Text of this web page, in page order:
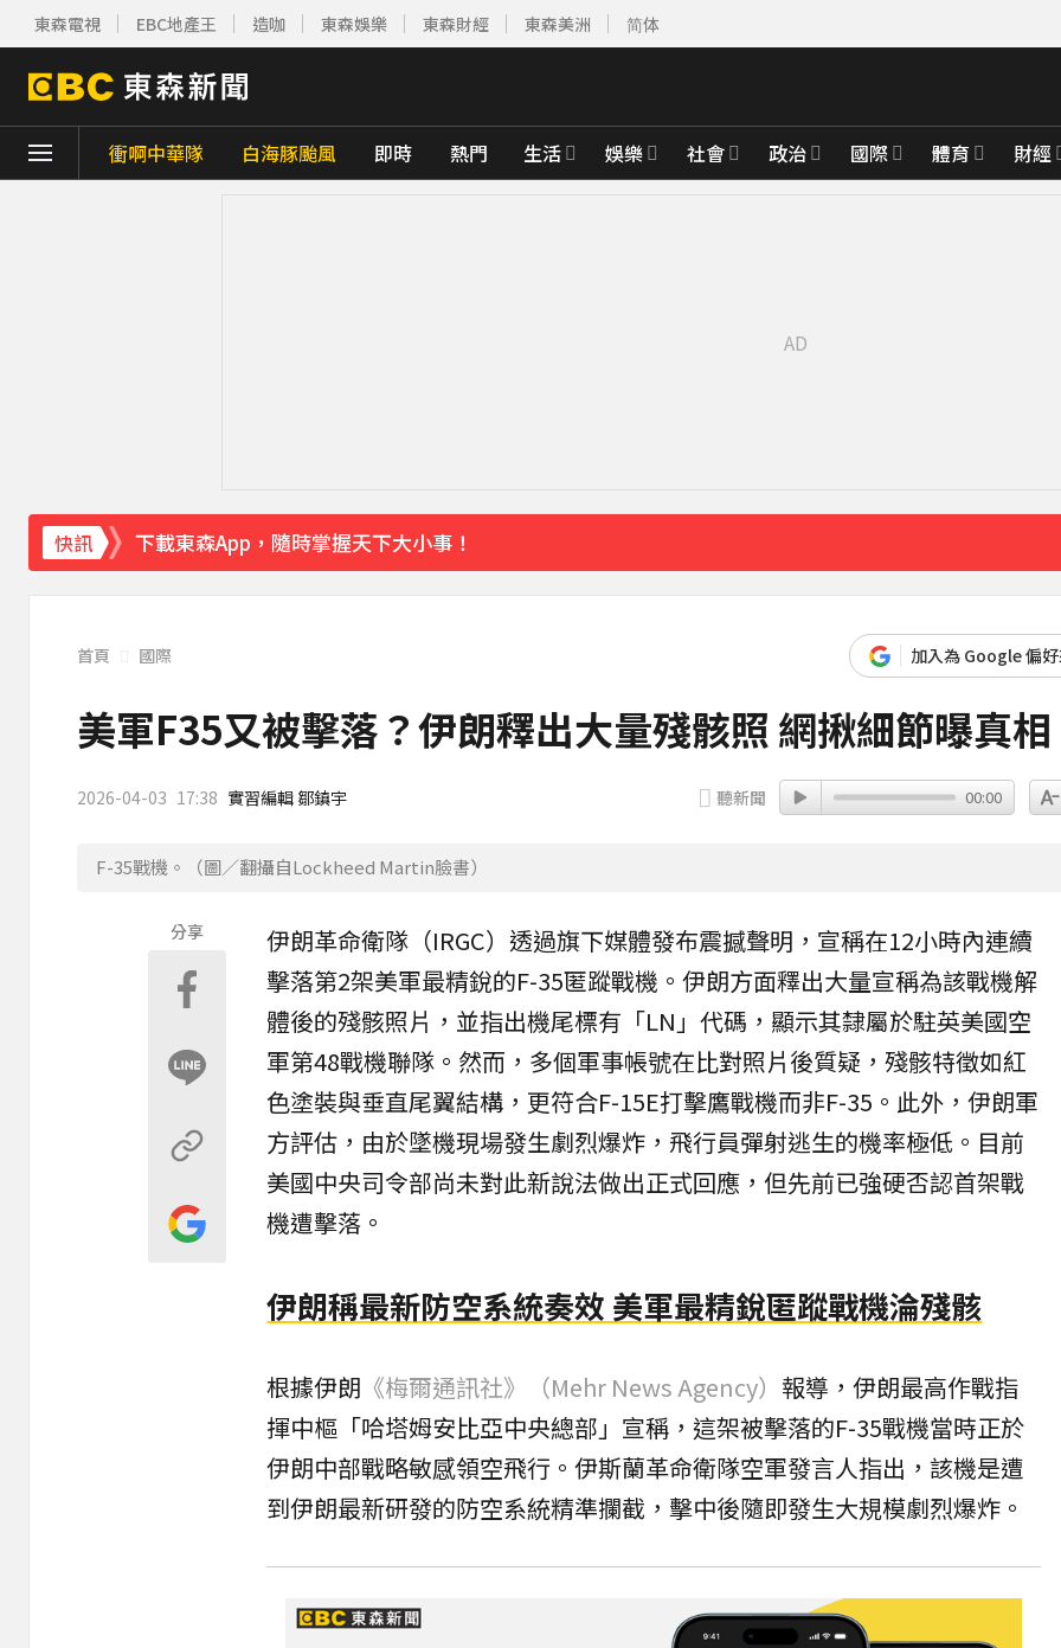
東森電視 EBC地產王 造咖 東森娛樂 東森財經 東森美洲 简体
衝啊中華隊 白海豚颱風 即時 熱門 生活 娛樂 社會 政治 國際 體育 財經
快訊
下載東森App，隨時掌握天下大小事！
《理財達人秀》X 安聯投信免費講座報名中！搶先卡位 2027
首頁 國際 加入為 Google 偏
美軍F35又被擊落？伊朗釋出大量殘骸照 網揪細節曝真相
2026-04-03 17:38 實習編輯 鄒鎮宇 聽新聞 00:00
F-35戰機。（圖／翻攝自Lockheed Martin臉書）
分享
伊朗革命衛隊（IRGC）透過旗下媒體發布震撼聲明，宣稱在12小時內連續
擊落第2架美軍最精銳的F-35匿蹤戰機。伊朗方面釋出大量宣稱為該戰機解
體後的殘骸照片，並指出機尾標有「LN」代碼，顯示其隸屬於駐英美國空
軍第48戰機聯隊。然而，多個軍事帳號在比對照片後質疑，殘骸特徵如紅
色塗裝與垂直尾翼結構，更符合F-15E打擊鷹戰機而非F-35。此外，伊朗軍
方評估，由於墜機現場發生劇烈爆炸，飛行員彈射逃生的機率極低。目前
美國中央司令部尚未對此新說法做出正式回應，但先前已強硬否認首架戰
機遭擊落。
伊朗稱最新防空系統奏效 美軍最精銳匿蹤戰機淪殘骸
根據伊朗 《梅爾通訊社》（Mehr News Agency） 報導，伊朗最高作戰指
揮中樞「哈塔姆安比亞中央總部」宣稱，這架被擊落的F-35戰機當時正於
伊朗中部戰略敏感領空飛行。伊斯蘭革命衛隊空軍發言人指出，該機是遭
到伊朗最新研發的防空系統精準攔截，擊中後隨即發生大規模劇烈爆炸。